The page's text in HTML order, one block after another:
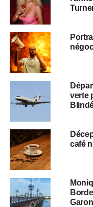
verte
café